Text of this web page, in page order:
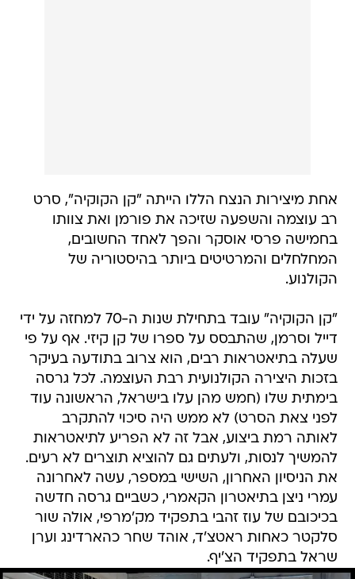
אחת מיצירות הנצח הללו הייתה "קן הקוקיה", סרט
רב עוצמה והשפעה שזיכה את פורמן ואת צוותו
בחמישה פרסי אוסקר והפך לאחד החשובים,
המחלחלים והמרטיטים ביותר בהיסטוריה של
הקולנוע.
"קן הקוקיה" עובד בתחילת שנות ה-70 למחזה על ידי
דייל וסרמן, שהתבסס על ספרו של קן קיזי. אף על פי
שעלה בתיאטראות רבים, הוא צרוב בתודעה בעיקר
בזכות היצירה הקולנועית רבת העוצמה. לכל גרסה
בימתית שלו (חמש מהן עלו בישראל, הראשונה עוד
לפני צאת הסרט) לא ממש היה סיכוי להתקרב
לאותה רמת ביצוע, אבל זה לא הפריע לתיאטראות
להמשיך לנסות, ולעתים גם להוציא תוצרים לא רעים.
את הניסיון האחרון, השישי במספר, עשה לאחרונה
עמרי ניצן בתיאטרון הקאמרי, כשביים גרסה חדשה
בכיכובם של עוז זהבי בתפקיד מק'מרפי, אולה שור
סלקטר כאחות ראטצ'ד, אוהד שחר כהארדינג וערן
שראל בתפקיד הצ'יף.